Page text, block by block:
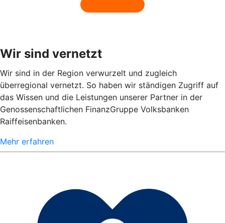
Wir sind vernetzt
Wir sind in der Region verwurzelt und zugleich
überregional vernetzt. So haben wir ständigen Zugriff auf
das Wissen und die Leistungen unserer Partner in der
Genossenschaftlichen FinanzGruppe Volksbanken
Raiffeisenbanken.
Mehr erfahren